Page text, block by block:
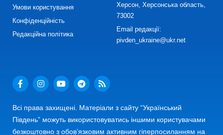
Умови користування
Конфіденційність
Редакційна політика
Херсон, Херсонська область,
73002
Email редакції:
pivden_ukraine@ukr.net
Всі права захищені. Матеріали з сайту “Український
Південь” можуть використовуватись іншими користувачами
безкоштовно з обов’язковим активним гіперпосиланням на